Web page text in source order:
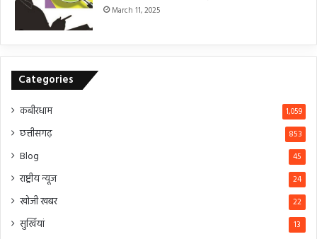
March 11, 2025
Categories
कबीरधाम 1,059
छत्तीसगढ़ 853
Blog 45
राष्ट्रीय न्यूज 24
खोजी खबर 22
सुर्खियां 13